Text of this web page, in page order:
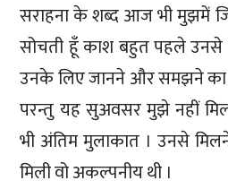
सराहना के शब्द आज भी मुझमें
सोचती हूँ काश बहुत पहले उनसे
उनके लिए जानने और समझने का
परन्तु यह सुअवसर मुझे नहीं
भी अंतिम मुलाकात । उनसे
मिली वो अकल्पनीय थी ।